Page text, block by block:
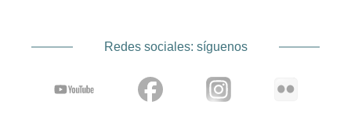
Redes sociales: síguenos